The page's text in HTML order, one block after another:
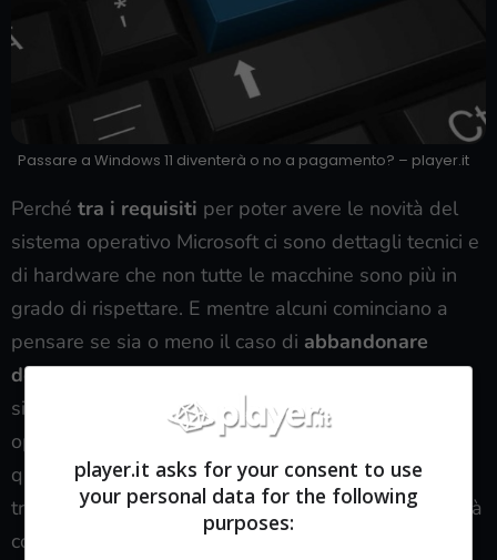
Passare a Windows 11 diventerà o no a pagamento? – player.it
Perché tra i requisiti per poter avere le novità del
sistema operativo Microsoft ci sono dettagli tecnici e
di hardware che non tutte le macchine sono più in
grado di rispettare. E mentre alcuni cominciano a
pensare se sia o meno il caso di abbandonare
definitivamente Microsofte magari passare a un
sistema operativo meno ingombrante come Linux
oppure abbracciare la filosofia Apple con un Mac,
quelli che possono fare l’aggiornamento si sono
trovati a domandarsi se questo aggiornamento finirà
con essere a pagamento.
player.it asks for your consent to use
your personal data for the following
purposes: